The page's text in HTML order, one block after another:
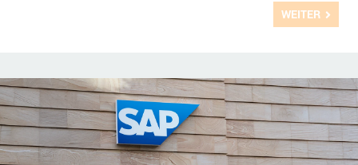
WEITER